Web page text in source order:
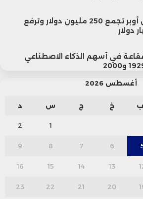
موف المدعومة من أوبر تجمع 250 مليون دولار وترفع
في أسهم الذكاء الاصطناعي
أغسطس 2026
خ ج س د
1
2
6
7
8
9
13
14
15
16
20
21
22
23